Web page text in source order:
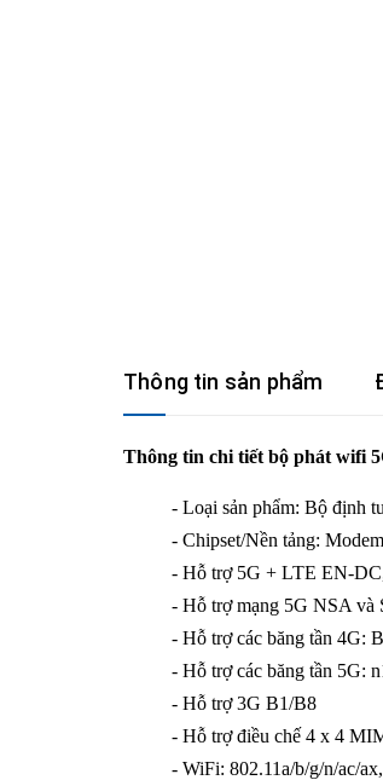
Thông tin sản phẩm
Thông tin chi tiết bộ phát wifi
- Loại sản phẩm: Bộ định
- Chipset/Nền tảng:
- Hỗ trợ 5G + LTE EN-
- Hỗ trợ mạng 5G NSA
- Hỗ trợ các băng tần 4G:
- Hỗ trợ các băng tần 5G:
- Hỗ trợ 3G B1/B8
- Hỗ trợ điều chế 4 x 4
- WiFi: 802.11a/b/g/n/ac/